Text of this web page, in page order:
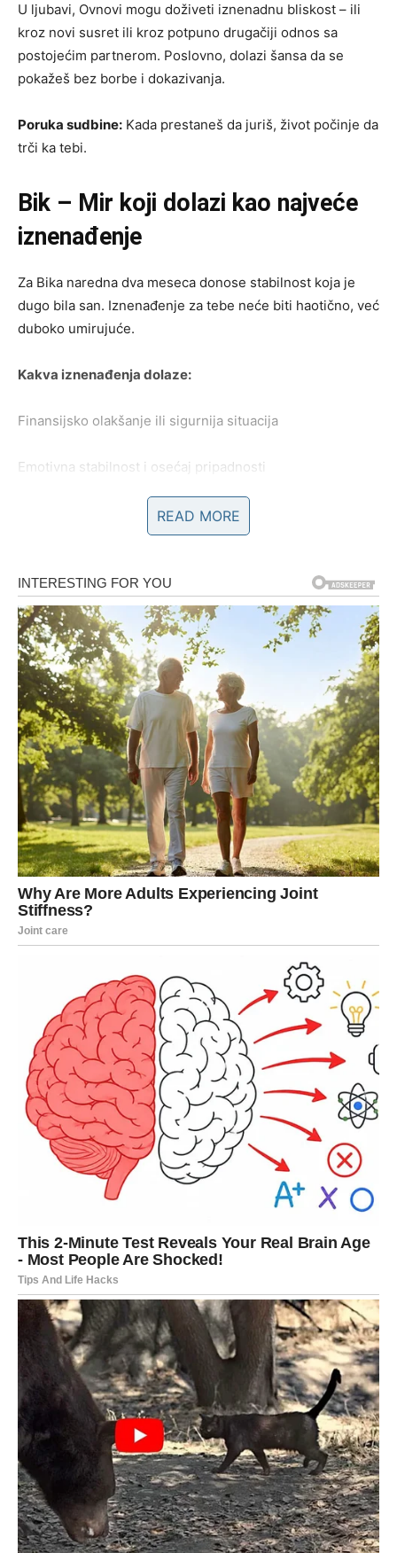
U ljubavi, Ovnovi mogu doživeti iznenadnu bliskost – ili
kroz novi susret ili kroz potpuno drugačiji odnos sa
postojećim partnerom. Poslovno, dolazi šansa da se
pokažeš bez borbe i dokazivanja.
Poruka sudbine: Kada prestaneš da juriš, život počinje da
trči ka tebi.
Bik – Mir koji dolazi kao najveće
iznenađenje
Za Bika naredna dva meseca donose stabilnost koja je
dugo bila san. Iznenađenje za tebe neće biti haotično, već
duboko umirujuće.
Kakva iznenađenja dolaze:
Finansijsko olakšanje ili sigurnija situacija
Emotivna stabilnost i osećaj pripadnosti
Rešenje problema koji je delovao bez izlaza
i posvećenost partnera ili kroz susret sa osobom koja
donosi osećaj doma. Ovo je period u kome shvataš da
sreća ne mora da boli da bi bila prava.
Poruka sudbine:Sve dolazi na svoje mesto – baš onda
kada prestaneš da sumnjaš.
Lav – Iznenađenja koja vraćaju
veru u sebe
Lav ulazi u period u kome se sudbina poigrava na najlepši
mogući način. Iznenađenja dolaze kroz ljude, priznanja i
emocije koje nisi očekivao.
Kakva iznenađenja dolaze:
Priznanje ili podrška koja menja tvoj pogled na sebe
Ljubavni gest koji ruši tvoje sumnje
Nova prilika koja te stavlja u centar pažnje
U ljubavi, Lav može biti iznenađen nečijom hrabrošću da
pokaže osećanja. Slobodni Lavovi mogu upoznati osobu
koja ih vidi bez maske. Ovo su meseci u kojima Lav shvata
da ne mora uvek da bude najjači – dovoljno je da bude
Poruka sudbine: Prava sreća dolazi kada spustiš gard.
Vaga – Sudbinska iznenađenja u
ljubavi i odnosima
Za Vagu naredna dva meseca donose sudbinske susrete i
emotivne preokrete. Iznenađenja dolaze tamo gde si
mislio/la da je sve već jasno.
Kakva iznenađenja dolaze:
Neočekivan susret ili povratak nekoga iz prošlosti
READ MORE